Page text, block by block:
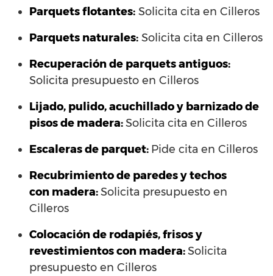
Parquets flotantes: Solicita cita en Cilleros
Parquets naturales: Solicita cita en Cilleros
Recuperación de parquets antiguos:
Solicita presupuesto en Cilleros
Lijado, pulido, acuchillado y barnizado de
pisos de madera:Solicita cita en Cilleros
Escaleras de parquet: Pide cita en Cilleros
Recubrimiento de paredes y techos
con madera:Solicita presupuesto en
Cilleros
Colocación de rodapiés, frisos y
revestimientos con madera:Solicita
presupuesto en Cilleros